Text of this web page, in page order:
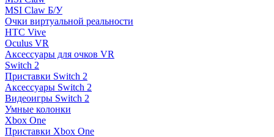
MSI Claw Б/У
Очки виртуальной реальности
HTC Vive
Oculus VR
Аксессуары для очков VR
Switch 2
Приставки Switch 2
Аксессуары Switch 2
Видеоигры Switch 2
Умные колонки
Xbox One
Приставки Xbox One